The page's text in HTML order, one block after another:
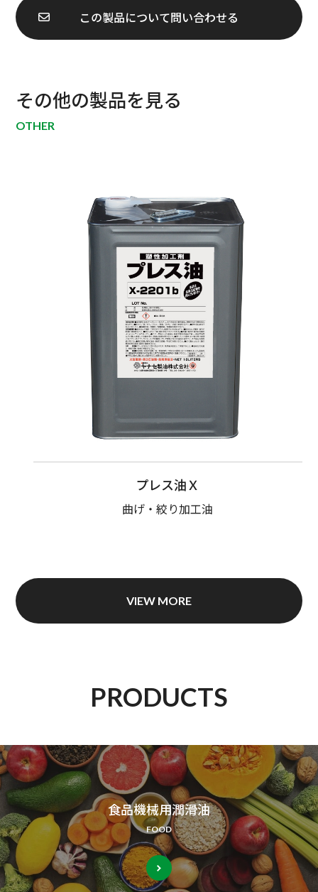
この製品について問い合わせる
その他の製品を見る
OTHER
プレス油Ｘ
曲げ・絞り加工油
VIEW MORE
PRODUCTS
食品機械用潤滑油
FOOD